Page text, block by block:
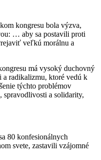
kongresu bola výzva,
… aby sa postavili proti
veľkú morálnu a
má vysoký duchovný
a radikalizmu, ktoré vedú k
týchto problémov
spravodlivosti a solidarity,
80 konfesionálnych
svete, zastavili vzájomné